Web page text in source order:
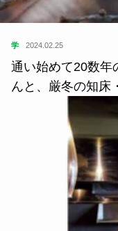
学 2024.02.25
通い始めて20数年
んと、厳冬の知床